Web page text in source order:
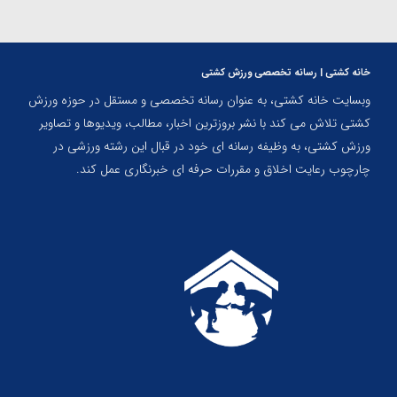
خانه کشتی | رسانه تخصصی ورزش کشتی
وبسایت خانه کشتی، به عنوان رسانه تخصصی و مستقل در حوزه ورزش
کشتی تلاش می کند با نشر بروزترین اخبار، مطالب، ویدیوها و تصاویر
ورزش کشتی، به وظیفه رسانه ای خود در قبال این رشته ورزشی در
چارچوب رعایت اخلاق و مقررات حرفه ای خبرنگاری عمل کند.